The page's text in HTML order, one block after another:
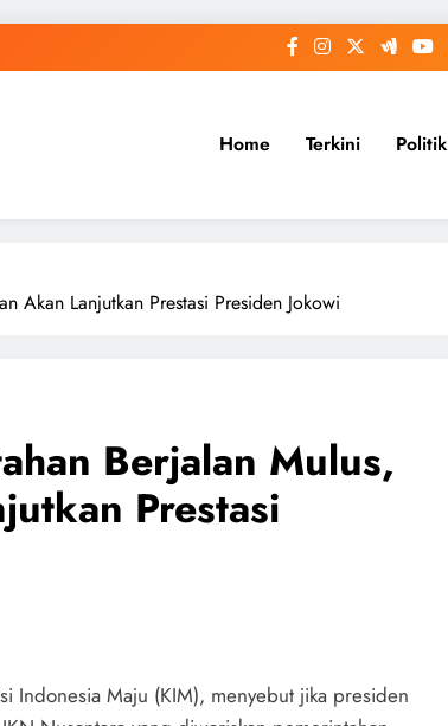
Home Terkini Politik
Akan Lanjutkan Prestasi Presiden Jokowi
Berjalan Mulus,
Prestasi
Indonesia Maju (KIM), menyebut jika presiden